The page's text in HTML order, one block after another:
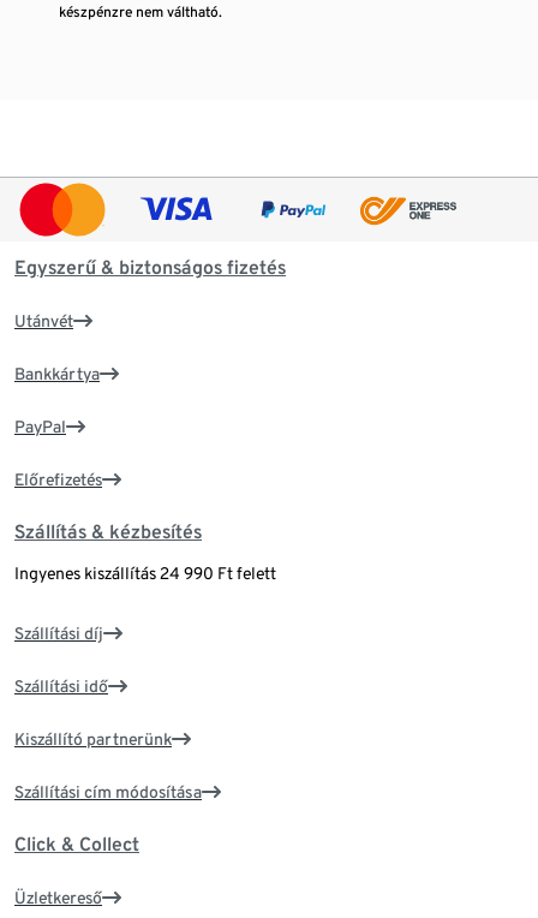
készpénzre nem váltható.
Egyszerű & biztonságos fizetés
Utánvét
Bankkártya
PayPal
Előrefizetés
Szállítás & kézbesítés
Ingyenes kiszállítás 24 990 Ft felett
Szállítási díj
Szállítási idő
Kiszállító partnerünk
Szállítási cím módosítása
Click & Collect
Üzletkereső